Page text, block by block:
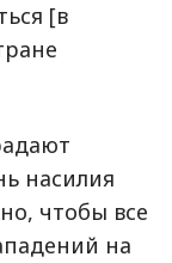
[в
насилия
чтобы все
на